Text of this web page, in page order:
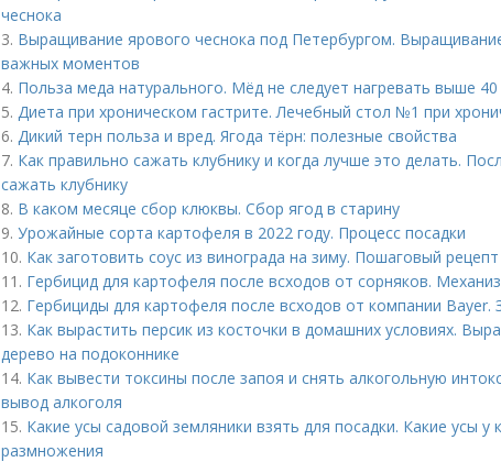
чеснока
3. Выращивание ярового чеснока под Петербургом.
важных моментов
4. Польза меда натурального. Мёд не следует нагревать выше 40
5. Диета при хроническом гастрите. Лечебный стол №1 при
6. Дикий терн польза и вред. Ягода тёрн: полезные свойства
7. Как правильно сажать клубнику и когда лучше это делать.
сажать клубнику
8. В каком месяце сбор клюквы. Сбор ягод в старину
9. Урожайные сорта картофеля в 2022 году. Процесс посадки
10. Как заготовить соус из винограда на зиму. Пошаговый
11. Гербицид для картофеля после всходов от сорняков.
12. Гербициды для картофеля после всходов от компании Bayer.
13. Как вырастить персик из косточки в домашних условиях.
дерево на подоконнике
14. Как вывести токсины после запоя и снять алкогольную
вывод алкоголя
15. Какие усы садовой земляники взять для посадки. Какие усы у
размножения